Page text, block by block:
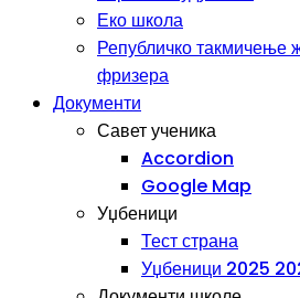
Еко школа
Републичко такмичење
фризера
Документи
Савет ученика
Accordion
Google Map
Уџбеници
Тест страна
Уџбеници 2025